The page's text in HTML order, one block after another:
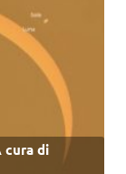
cura di